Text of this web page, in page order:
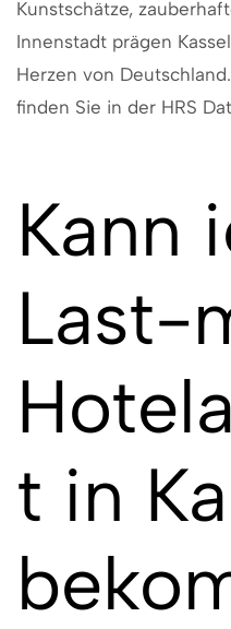
Kunstschätze,
Innenstadt prägen
Herzen von
finden Sie in der HRS
Kann
Last-
t in